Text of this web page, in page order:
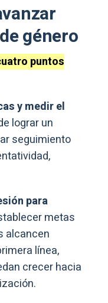
género
puntos
y medir el
lograr un
seguimiento
para
metas
alcancen
línea,
crecer hacia